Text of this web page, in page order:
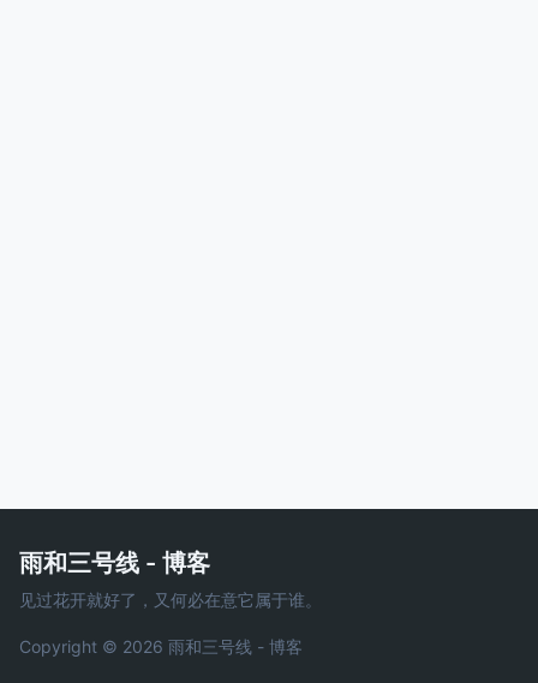
雨和三号线 - 博客
见过花开就好了，又何必在意它属于谁。
Copyright © 2026 雨和三号线 - 博客